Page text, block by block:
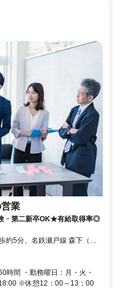
業
・第二新卒OK★有給取得率◎
約5分、名鉄瀬戸線 森下（愛
改札口徒歩約9分
時間 ・勤務曜日：月・火・
※休憩12：00～13：00